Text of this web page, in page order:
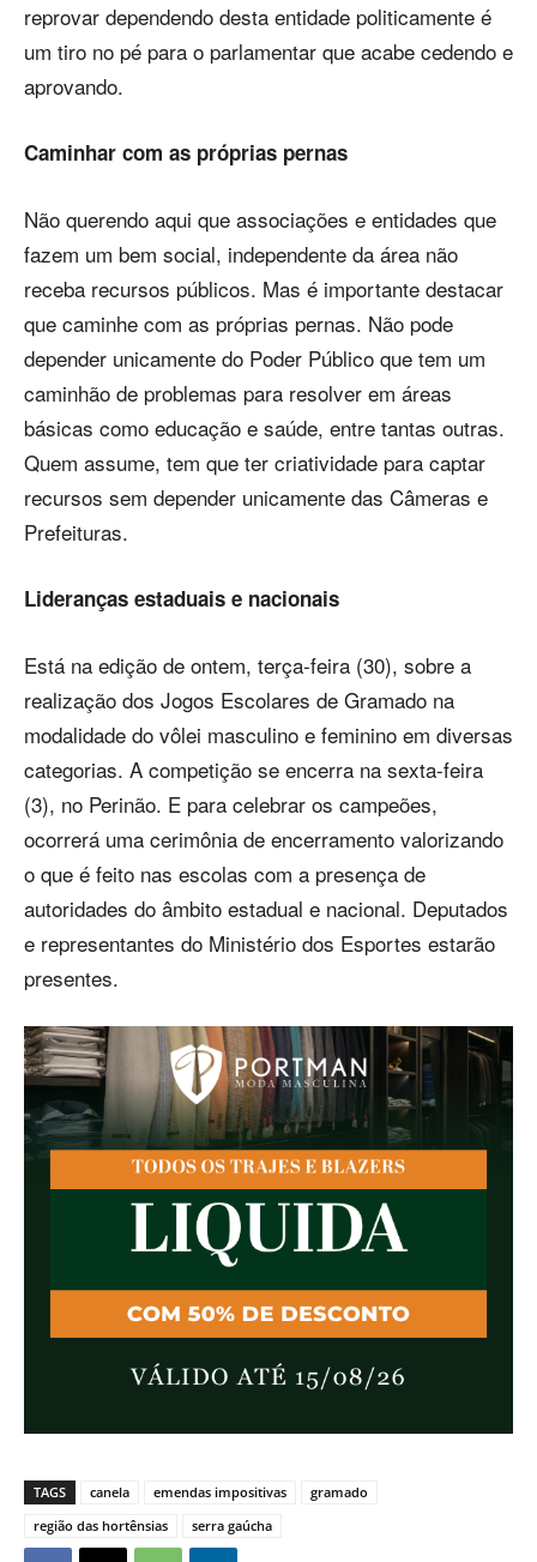
reprovar dependendo desta entidade politicamente é
um tiro no pé para o parlamentar que acabe cedendo e
aprovando.
Caminhar com as próprias pernas
Não querendo aqui que associações e entidades que
fazem um bem social, independente da área não
receba recursos públicos. Mas é importante destacar
que caminhe com as próprias pernas. Não pode
depender unicamente do Poder Público que tem um
caminhão de problemas para resolver em áreas
básicas como educação e saúde, entre tantas outras.
Quem assume, tem que ter criatividade para captar
recursos sem depender unicamente das Câmeras e
Prefeituras.
Lideranças estaduais e nacionais
Está na edição de ontem, terça-feira (30), sobre a
realização dos Jogos Escolares de Gramado na
modalidade do vôlei masculino e feminino em diversas
categorias. A competição se encerra na sexta-feira
(3), no Perinão. E para celebrar os campeões,
ocorrerá uma cerimônia de encerramento valorizando
o que é feito nas escolas com a presença de
autoridades do âmbito estadual e nacional. Deputados
e representantes do Ministério dos Esportes estarão
presentes.
TAGS canela emendas impositivas
gramado
região das hortênsias
serra gaúcha